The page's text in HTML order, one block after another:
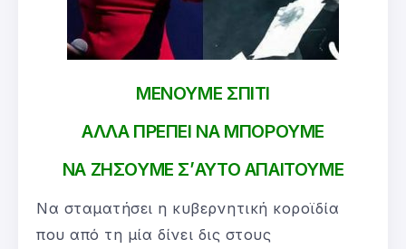
ΜΕΝΟΥΜΕ ΣΠΙΤΙ
ΑΛΛΑ ΠΡΕΠΕΙ ΝΑ ΜΠΟΡΟΥΜΕ
ΝΑ ΖΗΣΟΥΜΕ Σ’ΑΥΤΟ ΑΠΑΙΤΟΥΜΕ
Να σταματήσει η κυβερνητική κοροϊδία
που από τη μία δίνει δις στους